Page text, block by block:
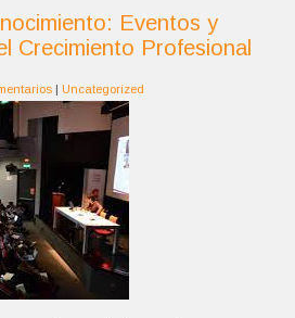
Eventos y
Crecimiento Profesional
| Uncategorized